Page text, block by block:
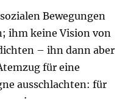
Bewegungen
ihm keine Vision von
– ihn dann aber
für eine
ausschlachten: für